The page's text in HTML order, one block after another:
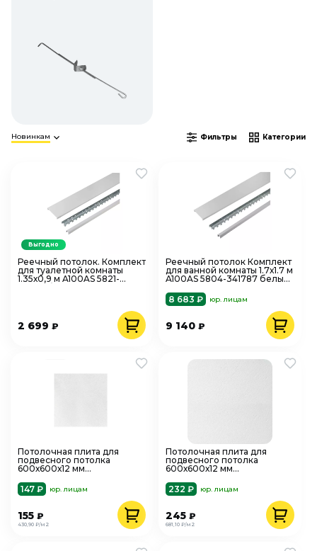
Новинкам Фильтры Категории
Реечный потолок. Комплект
для туалетной комнаты
1.35х0,9 м A100AS 5821-
2 699 ₽
Выгодно
Реечный потолок Комплект
для ванной комнаты 1.7х1.7 м
A100AS 5804-341787 белый
8 683 ₽
юр. лицам
9 140₽
Потолочная плита для
подвесного потолка
600х600х12 мм
A15/24 Board, белый
147 ₽ юр. лицам
430,90 ₽/м2
155 ₽
Потолочная плита для
подвесного потолка
600х600х12 мм
Retail 90RH,Board,белый
232 ₽ юр. лицам
681,10 ₽/м2
245₽